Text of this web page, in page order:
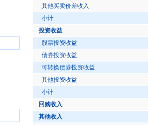
其他买卖价差收入
小计
投资收益
股票投资收益
债券投资收益
可转换债券投资收益
其他投资收益
小计
回购收入
其他收入